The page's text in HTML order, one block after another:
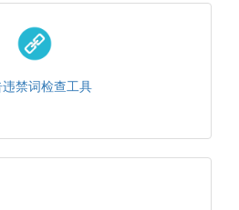
违禁词检查工具